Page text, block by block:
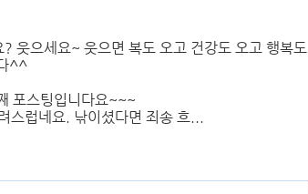
웃으세요~ 웃으면 복도 오고 건강도 오고 행복도
^^
포스팅입니다요~~~
스럽네요. 낚이셨다면 죄송 흐...